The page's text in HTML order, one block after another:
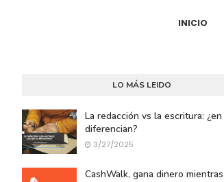
INICIO
LO MÁS LEIDO
La redacción vs la escritura:
diferencian?
3/27/2025
CashWalk, gana dinero